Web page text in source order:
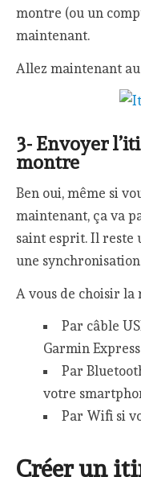
montre (ou un
maintenant.
Allez maintenant
3- Envoyer
montre
Ben oui, même si
maintenant, ça va
saint esprit. Il reste
une
A vous de choisir la
Par câble
Garmin Express
Par
votre
Par Wifi si
Créer un